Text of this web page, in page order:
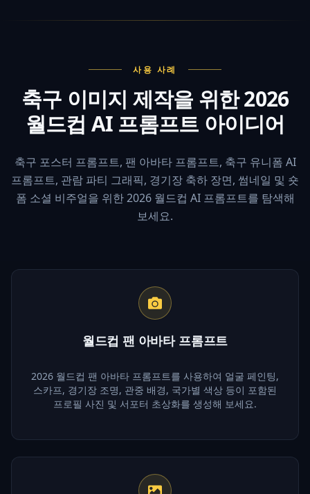
사용 사례
축구 이미지 제작을 위한 2026
월드컵 AI 프롬프트 아이디어
축구 포스터 프롬프트, 팬 아바타 프롬프트, 축구 유니폼 AI
프롬프트, 관람 파티 그래픽, 경기장 축하 장면, 썸네일 및 숏
폼 소셜 비주얼을 위한 2026 월드컵 AI 프롬프트를 탐색해
보세요.
월드컵 팬 아바타 프롬프트
2026 월드컵 팬 아바타 프롬프트를 사용하여 얼굴 페인팅,
스카프, 경기장 조명, 관중 배경, 국가별 색상 등이 포함된
프로필 사진 및 서포터 초상화를 생성해 보세요.